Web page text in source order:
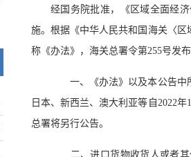
经国务院批准，《区域全面经
施。根据《中华人民共和国海关〈
称《办法》，海关总署令第255号发
一、《办法》以及本公告中所
日本、新西兰、澳大利亚等自2022
总署将另行公告。
二、进口货物收货人或者其